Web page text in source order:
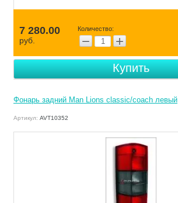
7 280.00
руб.
Количество:
− +
Купить
Фонарь задний Man Lions classic/coach левый
Артикул: AVT10352